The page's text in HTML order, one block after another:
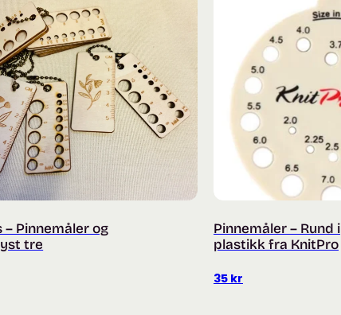
– Pinnemåler og
tre
Pinnemåler – Rund i
plastikk fra KnitPro
35 kr